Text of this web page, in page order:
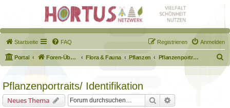
Startseite FAQ Anmelden
Registrieren
Portal Foren-Übersicht Flora & Fauna Pflanzen Pflanzenportraits/ Identifikation
u
Pflanzenportraits/ Identifikation
Neues Thema Suche